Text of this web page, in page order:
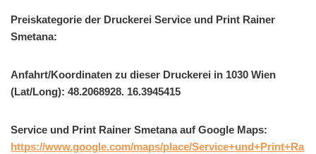
Preiskategorie der Druckerei Service und Print Rainer
Smetana:
Anfahrt/Koordinaten zu dieser Druckerei in 1030 Wien
(Lat/Long): 48.2068928. 16.3945415
Service und Print Rainer Smetana auf Google Maps:
https://www.google.com/maps/place/Service+und+Print+Ra